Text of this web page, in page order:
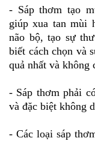
- Sáp thơm tạo
giúp xua tan mùi
não bộ, tạo sự
biết cách chọn và
quả nhất và không
- Sáp thơm phải
và đặc biệt không
- Các loại sáp